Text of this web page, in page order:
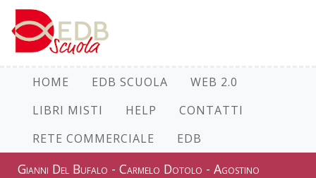
HOME EDB SCUOLA
WEB 2.0
LIBRI MISTI
HELP
CONTATTI
RETE COMMERCIALE
EDB
Gianni Del Bufalo - Carmelo Dotolo - Agostino